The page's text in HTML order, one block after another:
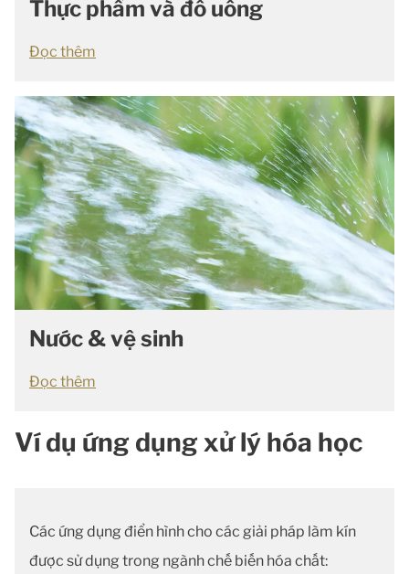
Thực phẩm và đồ uống
Đọc thêm
Nước & vệ sinh
Đọc thêm
Ví dụ ứng dụng xử lý hóa học
Các ứng dụng điển hình cho các giải pháp làm kín
được sử dụng trong ngành chế biến hóa chất: